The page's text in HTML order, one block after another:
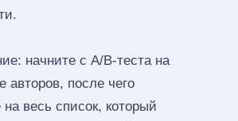
начните с A/B‑теста на
авторов, после чего
весь список, который